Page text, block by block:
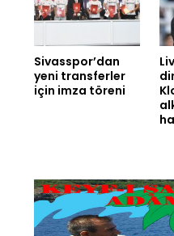
Sivasspor’dan
yeni transferler
için imza töreni